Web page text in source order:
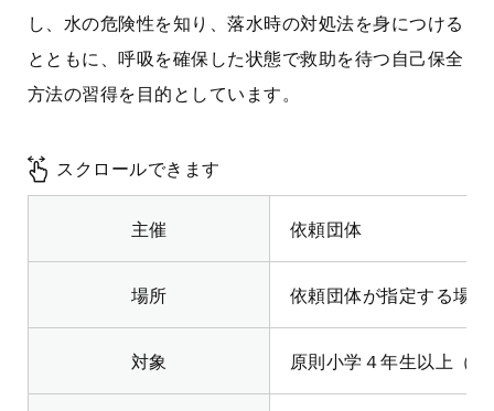
し、水の危険性を知り、落水時の対処法を身につける
とともに、呼吸を確保した状態で救助を待つ自己保全
方法の習得を目的としています。
主催 依頼団体
場所 依頼団体が指定する場所
対象 原則小学４年生以上（
スクロールできます